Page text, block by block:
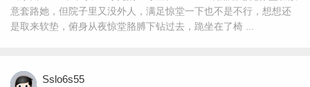
意套路她，但院子里又没外人，满足惊堂一下也不是不行，想想还
是取来软垫，俯身从夜惊堂胳膊下钻过去，跪坐在了椅 ...
Sslo6s55